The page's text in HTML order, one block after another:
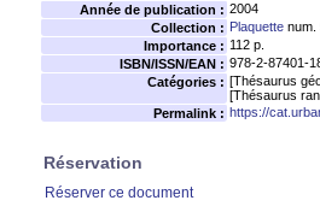
Année de publication : 2004
Collection : Plaquette num.
Importance : 112 p.
ISBN/ISSN/EAN : 978-2-87401-
Catégories : [Thésaurus
[Thésaurus
Permalink : https://
Réservation
Réserver ce document